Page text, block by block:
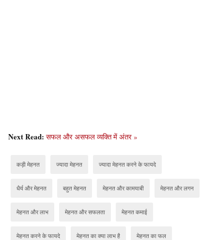
Next Read:सफल और असफल व्यक्ति में अंतर »
कड़ी मेहनत ज्यादा मेहनत ज्यादा मेहनत करने के फायदे
धैर्य और मेहनत बहुत मेहनत मेहनत और कामयाबी मेहनत और लगन
मेहनत और लाभ मेहनत और सफलता मेहनत कमाई
मेहनत करने के फायदे मेहनत का क्या लाभ है मेहनत का फल